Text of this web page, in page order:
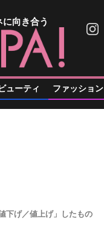
向き合う
ューティ ファッション
下げ／値上げ」したもの